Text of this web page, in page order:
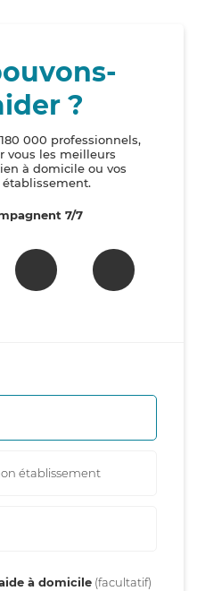
?
000 professionnels,
vous les meilleurs
à domicile ou vos
7/7
établissement
à domicile